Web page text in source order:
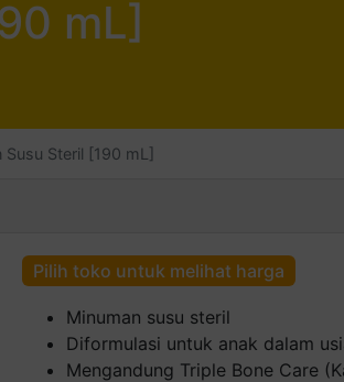
mL]
Steril [190 mL]
Pilih toko untuk melihat harga
Minuman susu steril
Diformulasi untuk anak dalam
Mengandung Triple Bone Care